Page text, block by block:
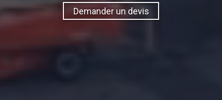
Demander un devis